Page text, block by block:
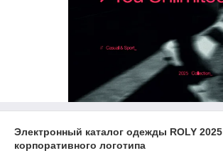
Электронный каталог одежды ROLY
корпоративного логотипа